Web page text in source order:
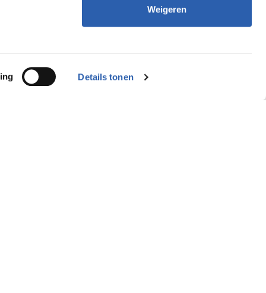
Details tonen
Weigeren